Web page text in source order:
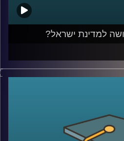
על השפעת שמנו על תוי פנינו –
למדינת ישראל?
יתקיים כנס ביטחוני-מדיני
של אוניברסיטת רייכמן
אסטרטגיות בהן נדרש לבצע
יחסי ישראל ארה"ב, טרור,